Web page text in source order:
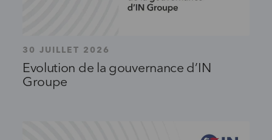
30 JUILLET 2026
Evolution de la gouvernance d’IN
Groupe